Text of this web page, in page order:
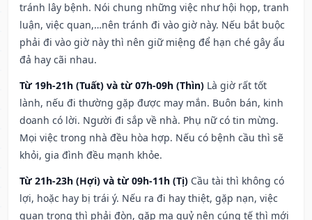
tránh lây bệnh. Nói chung những việc như hội họp, tranh
luận, việc quan,…nên tránh đi vào giờ này. Nếu bắt buộc
phải đi vào giờ này thì nên giữ miệng để hạn ché gây ẩu
đả hay cãi nhau.
Từ 19h-21h (Tuất) và từ 07h-09h (Thìn) Là giờ rất tốt
lành, nếu đi thường gặp được may mắn. Buôn bán, kinh
doanh có lời. Người đi sắp về nhà. Phụ nữ có tin mừng.
Mọi việc trong nhà đều hòa hợp. Nếu có bệnh cầu thì sẽ
khỏi, gia đình đều mạnh khỏe.
Từ 21h-23h (Hợi) và từ 09h-11h (Tị) Cầu tài thì không có
lợi, hoặc hay bị trái ý. Nếu ra đi hay thiệt, gặp nạn, việc
quan trọng thì phải đòn, gặp ma quỷ nên cúng tế thì mới